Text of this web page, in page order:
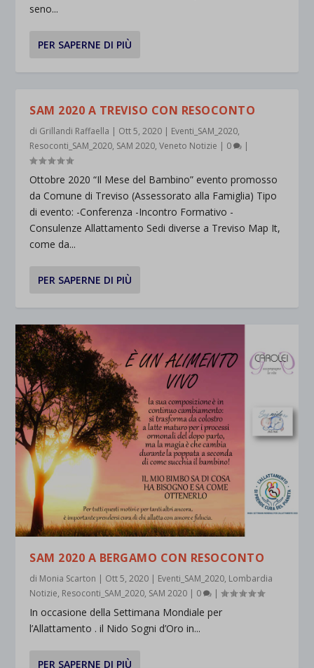
seno...
PER SAPERNE DI PIÙ
SAM 2020 A TREVISO CON RESOCONTO
di Grillandi Raffaella | Ott 5, 2020 | Eventi_SAM_2020,
Resoconti_SAM_2020, SAM 2020,Veneto Notizie | 0 |
Ottobre 2020 “Il Mese del Bambino” evento promosso
da Comune di Treviso (Assessorato alla Famiglia) Tipo
di evento: -Conferenza -Incontro Formativo -
Consulenze Allattamento Sedi diverse a Treviso Map It,
come da...
PER SAPERNE DI PIÙ
SAM 2020 A BERGAMO CON RESOCONTO
di Monia Scarton | Ott 5, 2020 | Eventi_SAM_2020, Lombardia
Notizie, Resoconti_SAM_2020, SAM 2020 | 0 |
In occasione della Settimana Mondiale per
l’Allattamento . il Nido Sogni d’Oro in...
PER SAPERNE DI PIÙ